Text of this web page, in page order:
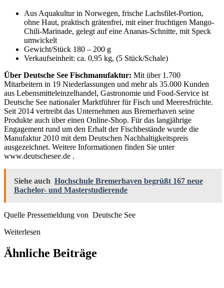
Aus Aquakultur in Norwegen, frische Lachsfilet-Portion,
ohne Haut, praktisch grätenfrei, mit einer fruchtigen Mango-
Chili-Marinade, gelegt auf eine Ananas-Schnitte, mit Speck
umwickelt
Gewicht/Stück 180 – 200 g
Verkaufseinheit: ca. 0,95 kg, (5 Stück/Schale)
Über Deutsche See Fischmanufaktur: Mit über 1.700
Mitarbeitern in 19 Niederlassungen und mehr als 35.000 Kunden
aus Lebensmitteleinzelhandel, Gastronomie und Food-Service ist
Deutsche See nationaler Marktführer für Fisch und Meeresfrüchte.
Seit 2014 vertreibt das Unternehmen aus Bremerhaven seine
Produkte auch über einen Online-Shop. Für das langjährige
Engagement rund um den Erhalt der Fischbestände wurde die
Manufaktur 2010 mit dem Deutschen Nachhaltigkeitspreis
ausgezeichnet. Weitere Informationen finden Sie unter
www.deutschesee.de .
Siehe auch Hochschule Bremerhaven begrüßt 167 neue
Bachelor- und Masterstudierende
Quelle Pressemeldung von Deutsche See
Weiterlesen
Ähnliche Beiträge